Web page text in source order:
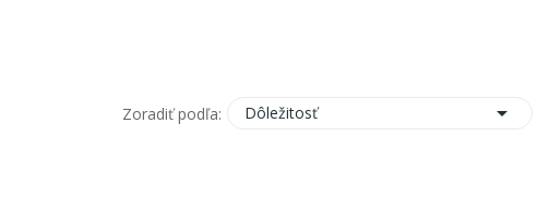
Zoradiť podľa: Dôležitosť 